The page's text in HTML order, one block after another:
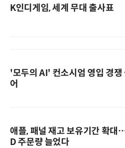
K인디게임, 세계 무대 출사표
'모두의 AI' 컨소시엄 영입 경쟁
어
애플, 패널 재고 보유기간 확대
D 주문량 늘었다